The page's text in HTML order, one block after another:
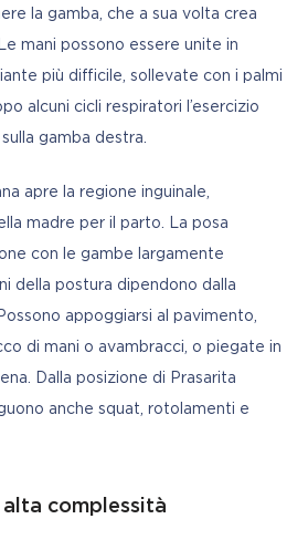
la gamba, che a sua volta crea
mani possono essere unite in
più difficile, sollevate con i palmi
alcuni cicli respiratori l’esercizio
gamba destra.
apre la regione inguinale,
madre per il parto. La posa
con le gambe largamente
della postura dipendono dalla
appoggiarsi al pavimento,
di mani o avambracci, o piegate in
Dalla posizione di Prasarita
anche squat, rotolamenti e
complessità